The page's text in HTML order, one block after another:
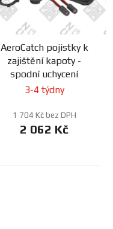
AeroCatch pojistky k
zajištění kapoty -
spodní uchycení
3-4 týdny
1 704 Kč bez DPH
2 062 Kč